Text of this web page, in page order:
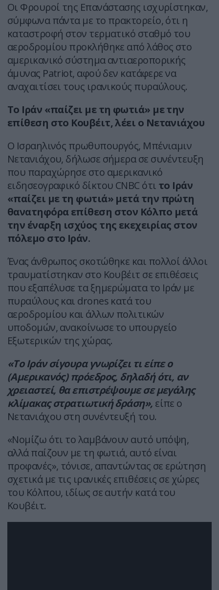
Οι Φρουροί της Επανάστασης ισχυρίστηκαν,
σύμφωνα πάντα με το πρακτορείο, ότι η
καταστροφή στον τερματικό σταθμό του
αεροδρομίου προκλήθηκε από λάθος στο
αμερικανικό σύστημα αντιαεροπορικής
άμυνας Patriot, αφού δεν κατάφερε να
αναχαιτίσει τους ιρανικούς πυραύλους.
Το Ιράν «παίζει με τη φωτιά» με την
επίθεση στο Κουβέιτ, λέει ο Νετανιάχου
Ο Ισραηλινός πρωθυπουργός, Μπένιαμιν
Νετανιάχου, δήλωσε σήμερα σε συνέντευξη
που παραχώρησε στο αμερικανικό
ειδησεογραφικό δίκτου CNBC ότι το Ιράν
«παίζει με τη φωτιά» μετά την πρώτη
θανατηφόρα επίθεση στον Κόλπο μετά
την έναρξη ισχύος της εκεχειρίας στον
πόλεμο στο Ιράν.
Ένας άνθρωπος σκοτώθηκε και πολλοί άλλοι
τραυματίστηκαν στο Κουβέιτ σε επιθέσεις
που εξαπέλυσε τα ξημερώματα το Ιράν με
πυραύλους και drones κατά του
αεροδρομίου και άλλων πολιτικών
υποδομών, ανακοίνωσε το υπουργείο
Εξωτερικών της χώρας.
«Το Ιράν σίγουρα γνωρίζει τι είπε ο
(Αμερικανός) πρόεδρος, δηλαδή ότι, αν
χρειαστεί, θα επιστρέψουμε σε μεγάλης
κλίμακας στρατιωτική δράση», είπε ο
Νετανιάχου στη συνέντευξή του.
«Νομίζω ότι το λαμβάνουν αυτό υπόψη,
αλλά παίζουν με τη φωτιά, αυτό είναι
προφανές», τόνισε, απαντώντας σε ερώτηση
σχετικά με τις ιρανικές επιθέσεις σε χώρες
του Κόλπου, ιδίως σε αυτήν κατά του
Κουβέιτ.